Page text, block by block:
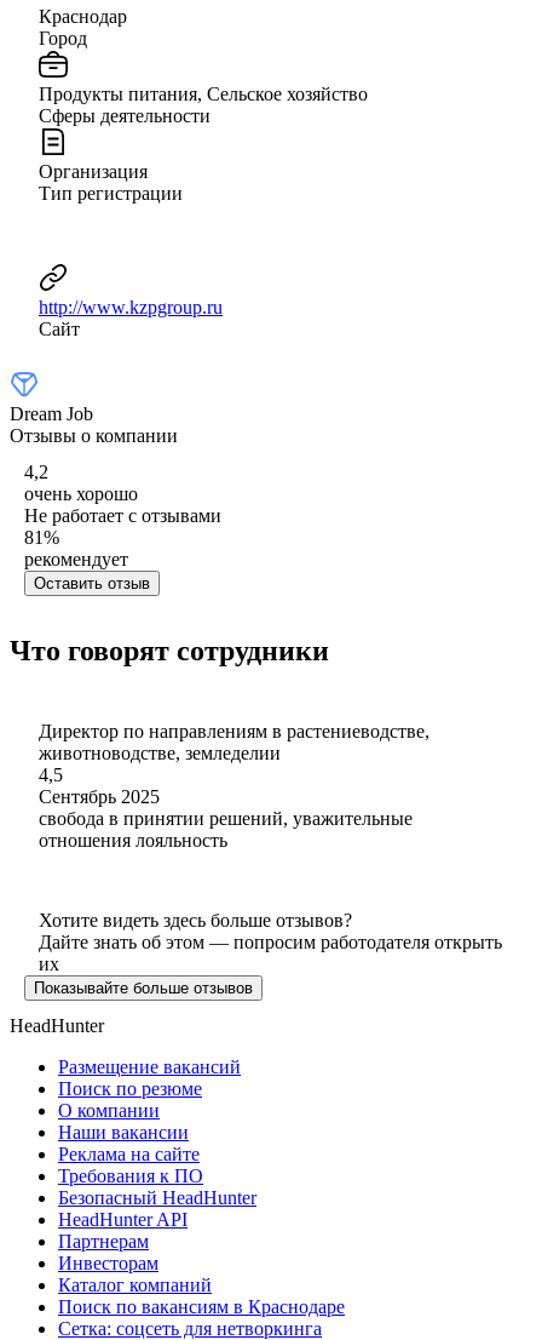
Краснодар
Город
Продукты питания, Сельское хозяйство
Сферы деятельности
Организация
Тип регистрации
http://www.kzpgroup.ru
Сайт
Dream Job
Отзывы о компании
4,2
очень хорошо
Не работает с отзывами
81%
рекомендует
Оставить отзыв
Что говорят сотрудники
Директор по направлениям в растениеводстве,
животноводстве, земледелии
4,5
Сентябрь 2025
свобода в принятии решений, уважительные
отношения лояльность
Хотите видеть здесь больше отзывов?
Дайте знать об этом — попросим работодателя открыть
их
Показывайте больше отзывов
HeadHunter
Размещение вакансий
Поиск по резюме
О компании
Наши вакансии
Реклама на сайте
Требования к ПО
Безопасный HeadHunter
HeadHunter API
Партнерам
Инвесторам
Каталог компаний
Поиск по вакансиям в Краснодаре
Сетка: соцсеть для нетворкинга